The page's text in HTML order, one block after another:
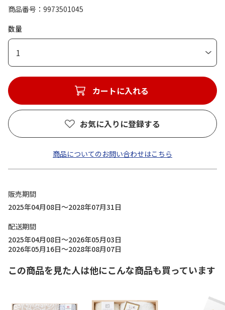
商品番号
9973501045
数量
1
カートに入れる
お気に入りに登録する
商品についてのお問い合わせはこちら
販売期間
2025年04月08日～2028年07月31日
配送期間
2025年04月08日～2026年05月03日
2026年05月16日～2028年08月07日
この商品を見た人は他にこんな商品も買っています